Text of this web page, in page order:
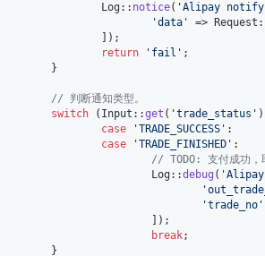
			Log::
notice( 'Alipay
'data ' =>
return
' fail ' ;
// 判断通知类型。
switch (Input::get ( 'trade_status '
case
'TRADE_SUCCESS ' :
case
'TRADE_FINISHED ' :
// TODO: 支付成功，
				Log::
debug ( '
'
'trade_no '
break;